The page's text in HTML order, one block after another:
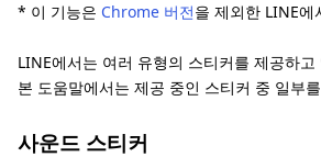
* 이 기능은 Chrome 버전을 제외한 LINE에
LINE에서는 여러 유형의 스티커를 제공하고
본 도움말에서는 제공 중인 스티커 중 일부
사운드 스티커